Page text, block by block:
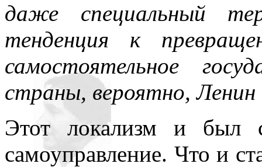
даже специальный
тенденция к
самостоятельное
страны, вероятно,
Этот локализм и был
самоуправление. Что и